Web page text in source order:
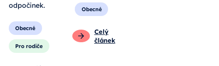
odpočinek.
Obecné
Pro rodiče
Obecné
Celý
článek